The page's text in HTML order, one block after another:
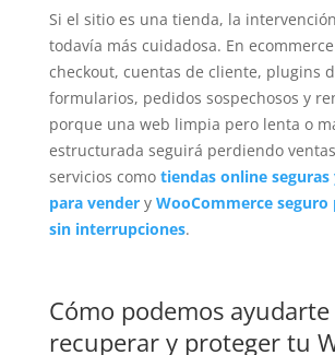
Si el sitio es una tienda, la
todavía más cuidadosa. En
checkout, cuentas de cliente, plugins
formularios, pedidos sospechosos y
porque una web limpia pero lenta o
estructurada seguirá perdiendo
servicios como tiendas online seguras
para vendery WooCommerce seguro
sin interrupciones.
Cómo podemos ayudarte
recuperar y proteger tu